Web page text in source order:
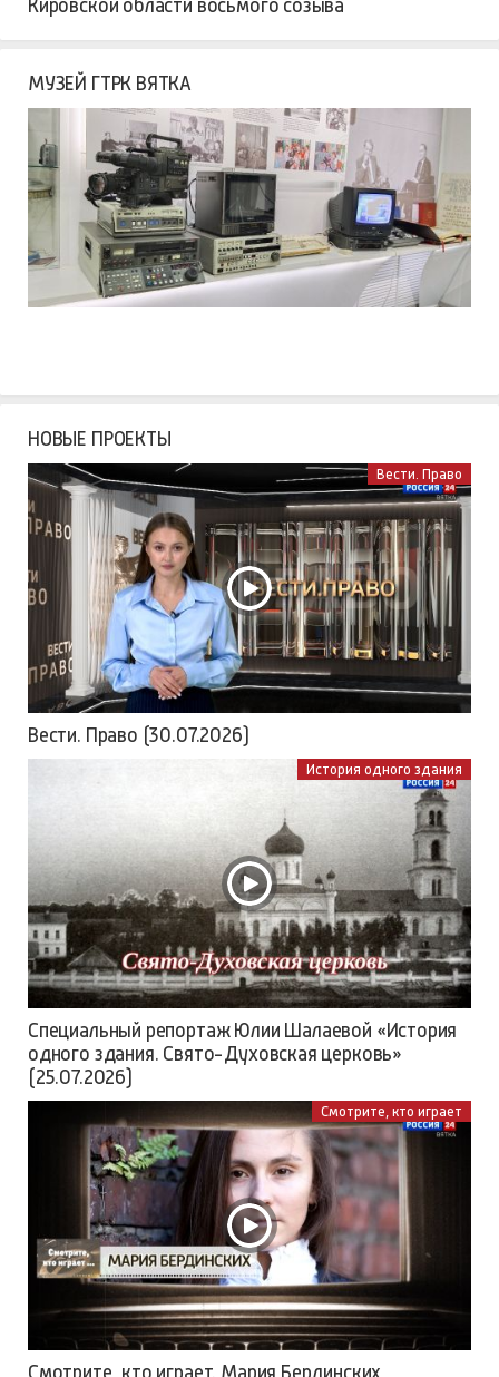
Кировской области восьмого созыва
МУЗЕЙ ГТРК ВЯТКА
НОВЫЕ ПРОЕКТЫ
Вести. Право
Вести. Право (30.07.2026)
История одного здания
Специальный репортаж Юлии Шалаевой «История
одного здания. Свято-Духовская церковь»
(25.07.2026)
Смотрите, кто играет